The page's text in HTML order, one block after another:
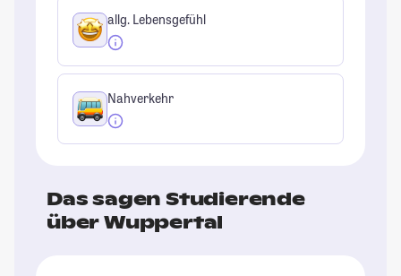
allg. Lebensgefühl
Nahverkehr
Das sagen Studierende
über Wuppertal